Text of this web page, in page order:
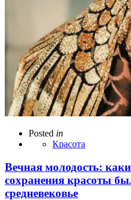
Posted in
Красота
Вечная молодость:
сохранения красоты
средневековье